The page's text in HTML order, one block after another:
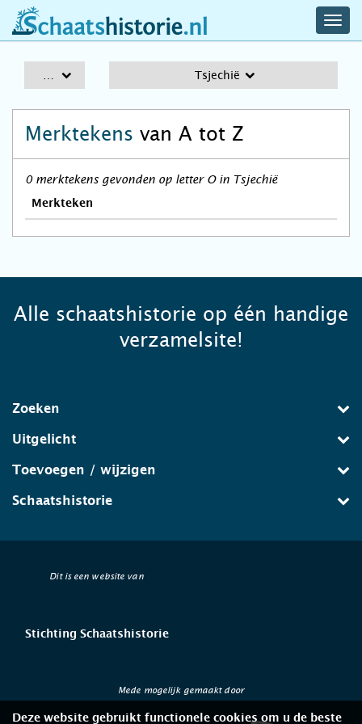
schaatshistorie.nl
Tsjechië
Merktekens van A tot Z
0 merktekens gevonden op letter O in Tsjechië
Merkteken
Alle schaatshistorie op één handige
verzamelsite!
Zoeken
Uitgelicht
Toevoegen / wijzigen
Schaatshistorie
Dit is een website van
Stichting Schaatshistorie
Mede mogelijk gemaakt door
Deze website gebruikt functionele cookies om u de beste